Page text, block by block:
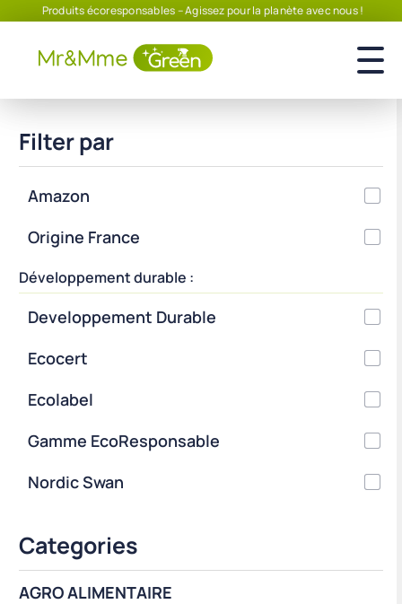
Produits écoresponsables – Agissez pour la planète avec nous !
Filter par
Amazon
Origine France
Développement durable :
Developpement Durable
Ecocert
Ecolabel
Gamme EcoResponsable
Nordic Swan
Categories
AGRO ALIMENTAIRE